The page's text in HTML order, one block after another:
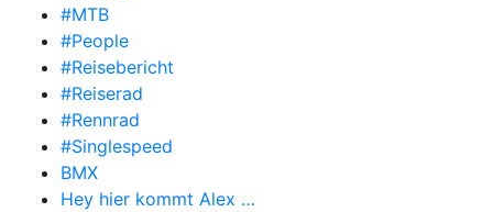
#MTB
#People
#Reisebericht
#Reiserad
#Rennrad
#Singlespeed
BMX
Hey hier kommt Alex …